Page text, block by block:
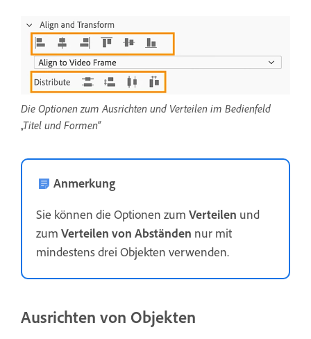
Die Optionen zum Ausrichten und Verteilen im Bedienfeld
„Titel und Formen“
Anmerkung
Sie können die Optionen zum Verteilen und
zum Verteilen von Abständen nur mit
mindestens drei Objekten verwenden.
Ausrichten von Objekten